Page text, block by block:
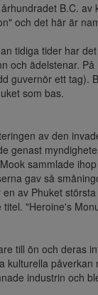
B.C.
och det här är
tidiga tider har
ädelstenar.
guvernör ett
som bas.
av den
sammlade
gav så
av Phuket
"Heroine's
till ön och deras
industrin och